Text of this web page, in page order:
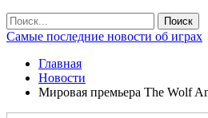
Самые последние новости об играх
Главная
Новости
Мировая премьера The Wolf